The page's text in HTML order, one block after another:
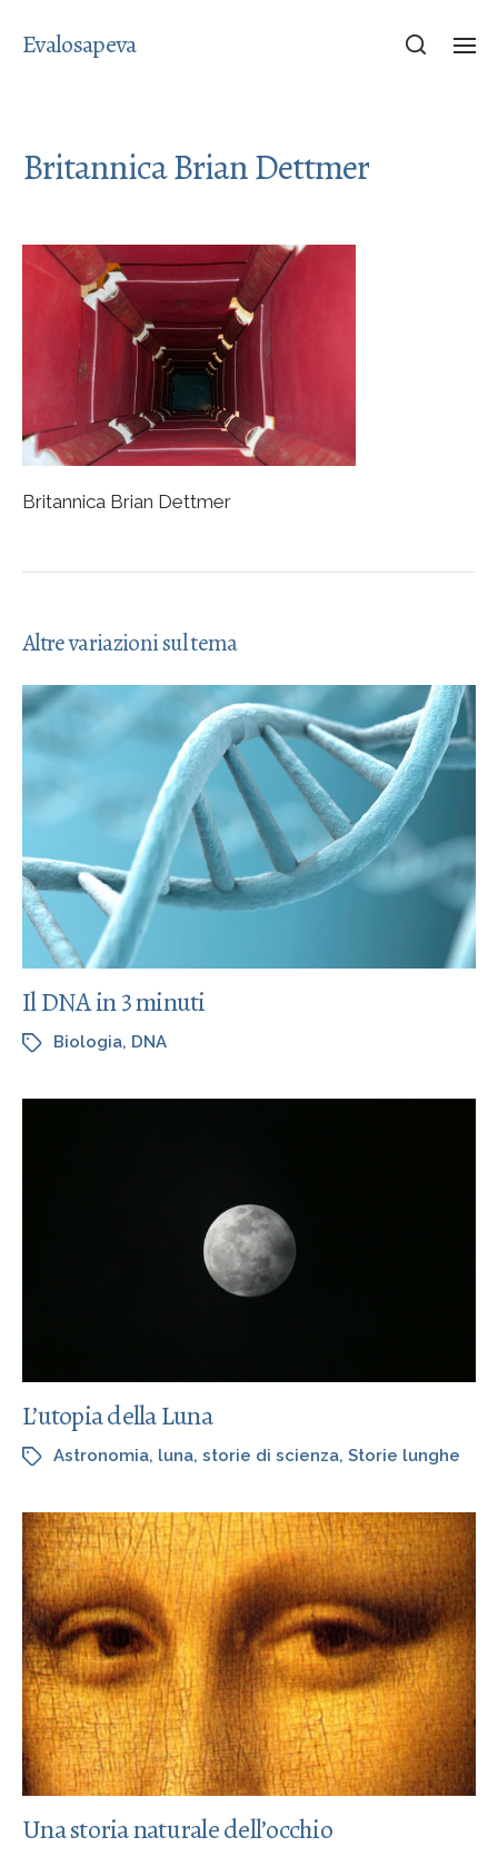
Evalosapeva
Britannica Brian Dettmer
Britannica Brian Dettmer
Altre variazioni sul tema
Il DNA in 3 minuti
Biologia, DNA
L’utopia della Luna
Astronomia, luna, storie di scienza, Storie lunghe
Una storia naturale dell’occhio